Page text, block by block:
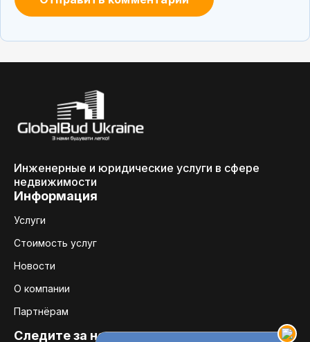
Инженерные и юридические услуги в сфере
недвижимости
Информация
Услуги
Стоимость услуг
Новости
О компании
Партнёрам
Следите за нами: